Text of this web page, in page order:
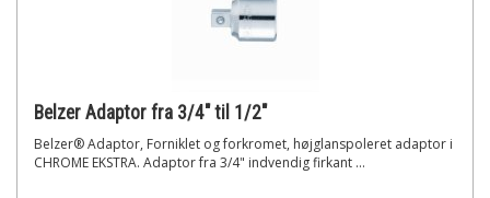
Belzer Adaptor fra 3/4" til 1/2"
Belzer® Adaptor, Forniklet og forkromet, højglanspoleret adaptor i
CHROME EKSTRA. Adaptor fra 3/4" indvendig firkant ...